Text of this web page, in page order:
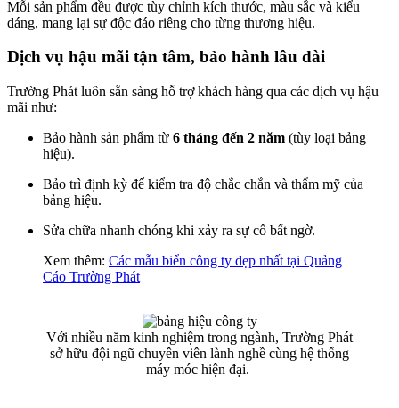
Mỗi sản phẩm đều được tùy chỉnh kích thước, màu sắc và kiểu
dáng, mang lại sự độc đáo riêng cho từng thương hiệu.
Dịch vụ hậu mãi tận tâm, bảo hành lâu dài
Trường Phát luôn sẵn sàng hỗ trợ khách hàng qua các dịch vụ hậu
mãi như:
Bảo hành sản phẩm từ 6 tháng đến 2 năm (tùy loại bảng
hiệu).
Bảo trì định kỳ để kiểm tra độ chắc chắn và thẩm mỹ của
bảng hiệu.
Sửa chữa nhanh chóng khi xảy ra sự cố bất ngờ.
Xem thêm: Các mẫu biển công ty đẹp nhất tại Quảng
Cáo Trường Phát
Với nhiều năm kinh nghiệm trong ngành, Trường Phát
sở hữu đội ngũ chuyên viên lành nghề cùng hệ thống
máy móc hiện đại.